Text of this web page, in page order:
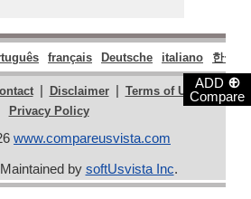
ADD ⊕
Compare
français Deutsche italiano 한국어
| Disclaimer | Terms of Use |
Privacy Policy
www.compareusvista.com
by softUsvista Inc.